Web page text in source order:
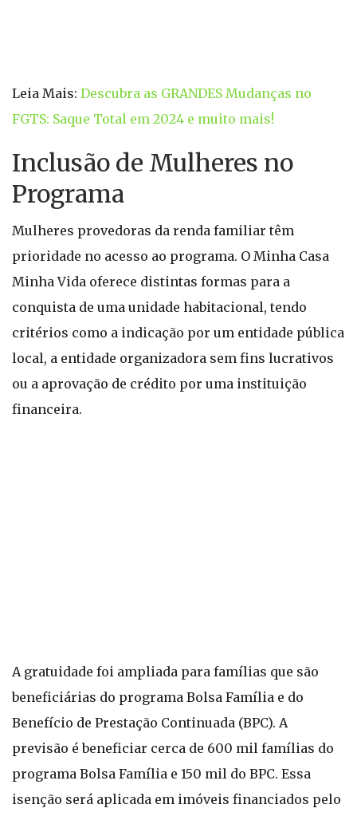
Leia Mais: Descubra as GRANDES Mudanças no
FGTS: Saque Total em 2024 e muito mais!
Inclusão de Mulheres no
Programa
Mulheres provedoras da renda familiar têm
prioridade no acesso ao programa. O Minha Casa
Minha Vida oferece distintas formas para a
conquista de uma unidade habitacional, tendo
critérios como a indicação por um entidade pública
local, a entidade organizadora sem fins lucrativos
ou a aprovação de crédito por uma instituição
financeira.
A gratuidade foi ampliada para famílias que são
beneficiárias do programa Bolsa Família e do
Benefício de Prestação Continuada (BPC). A
previsão é beneficiar cerca de 600 mil famílias do
programa Bolsa Família e 150 mil do BPC. Essa
isenção será aplicada em imóveis financiados pelo